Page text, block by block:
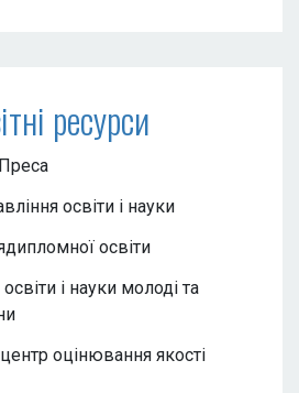
ресурси
освіти і науки
освіти
і науки молоді та
оцінювання якості